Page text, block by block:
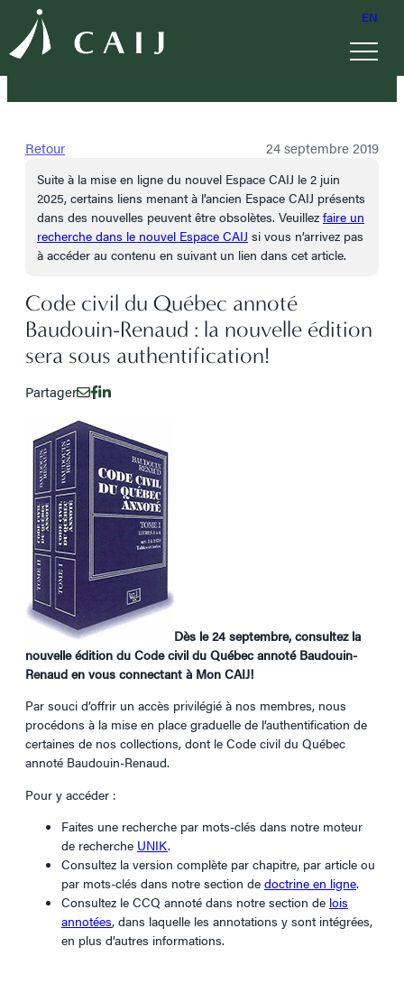
EN
Retour 24 septembre 2019
Suite à la mise en ligne du nouvel Espace CAIJ le 2 juin
2025, certains liens menant à l’ancien Espace CAIJ présents
dans des nouvelles peuvent être obsolètes. Veuillez faire un
recherche dans le nouvel Espace CAIJ si vous n’arrivez pas
à accéder au contenu en suivant un lien dans cet article.
Code civil du Québec annoté
Baudouin-Renaud : la nouvelle édition
sera sous authentification!
Partager
Dès le 24 septembre, consultez la
nouvelle édition du Code civil du Québec annoté Baudouin-
Renaud en vous connectant à Mon CAIJ!
Par souci d’offrir un accès privilégié à nos membres, nous
procédons à la mise en place graduelle de l’authentification de
certaines de nos collections, dont le Code civil du Québec
annoté Baudouin-Renaud.
Pour y accéder :
Faites une recherche par mots-clés dans notre moteur
de recherche UNIK.
Consultez la version complète par chapitre, par article ou
par mots-clés dans notre section de doctrine en ligne.
Consultez le CCQ annoté dans notre section de lois
annotées, dans laquelle les annotations y sont intégrées,
en plus d’autres informations.